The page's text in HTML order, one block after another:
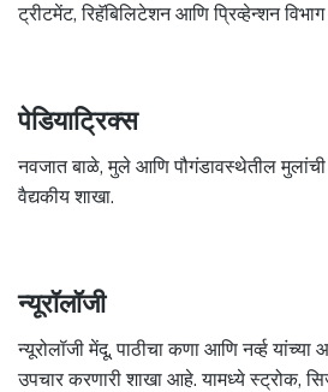
ट्रीटमेंट, रिहॅबिलिटेशन आणि प्रिव्हेन्शन
पेडियाट्रिक्स
नवजात बाळे, मुले आणि पौगंडावस्थेतील मुलांची
वैद्यकीय शाखा.
न्यूरॉलॉजी
न्यूरोलॉजी मेंदू, पाठीचा कणा आणि नर्व्ह
उपचार करणारी शाखा आहे. यामध्ये स्ट्रोक,